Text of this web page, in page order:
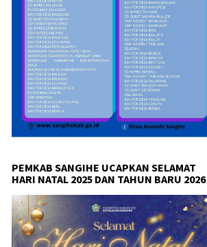
PEMKAB SANGIHE UCAPKAN SELAMAT
HARI NATAL 2025 DAN TAHUN BARU 2026